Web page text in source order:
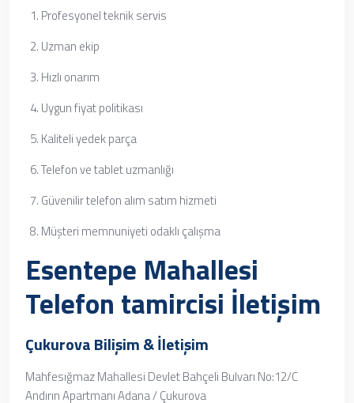
Profesyonel teknik servis
Uzman ekip
Hızlı onarım
Uygun fiyat politikası
Kaliteli yedek parça
Telefon ve tablet uzmanlığı
Güvenilir telefon alım satım hizmeti
Müşteri memnuniyeti odaklı çalışma
Esentepe Mahallesi
Telefon tamircisi İletişim
Çukurova Bilişim & İletişim
Mahfesığmaz Mahallesi Devlet Bahçeli Bulvarı No:12/C
Andırın Apartmanı Adana / Çukurova